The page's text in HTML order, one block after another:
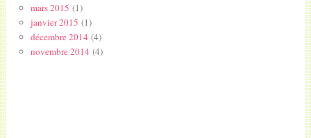
mars 2015 (1)
janvier 2015 (1)
décembre 2014(4)
novembre 2014(4)